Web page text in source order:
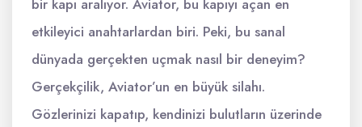
bir kapı aralıyor. Aviator, bu kapıyı açan en
etkileyici anahtarlardan biri. Peki, bu sanal
dünyada gerçekten uçmak nasıl bir deneyim?
Gerçekçilik, Aviator’un en büyük silahı.
Gözlerinizi kapatıp, kendinizi bulutların üzerinde